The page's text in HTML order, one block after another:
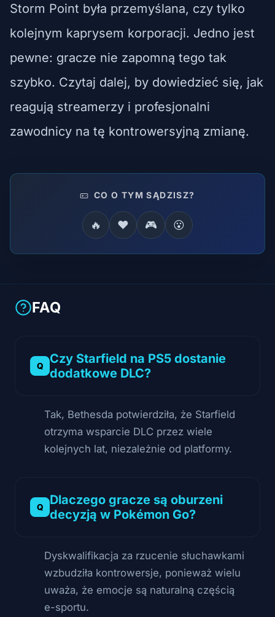
Storm Point była przemyślana, czy tylko
kolejnym kaprysem korporacji. Jedno jest
pewne: gracze nie zapomną tego tak
szybko. Czytaj dalej, by dowiedzieć się, jak
reagują streamerzy i profesjonalni
zawodnicy na tę kontrowersyjną zmianę.
CO O TYM SĄDZISZ?
🔥 ❤️ 🎮 😮
FAQ
Czy Starfield na PS5 dostanie
dodatkowe DLC?
Tak, Bethesda potwierdziła, że Starfield
otrzyma wsparcie DLC przez wiele
kolejnych lat, niezależnie od platformy.
Dlaczego gracze są oburzeni
decyzją w Pokémon Go?
Dyskwalifikacja za rzucenie słuchawkami
wzbudziła kontrowersje, ponieważ wielu
uważa, że emocje są naturalną częścią
e-sportu.